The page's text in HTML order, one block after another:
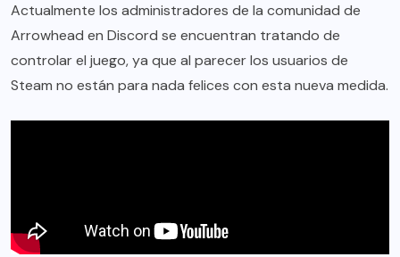
Actualmente los administradores de la comunidad de
Arrowhead en Discord se encuentran tratando de
controlar el juego, ya que al parecer los usuarios de
Steam no están para nada felices con esta nueva medida.